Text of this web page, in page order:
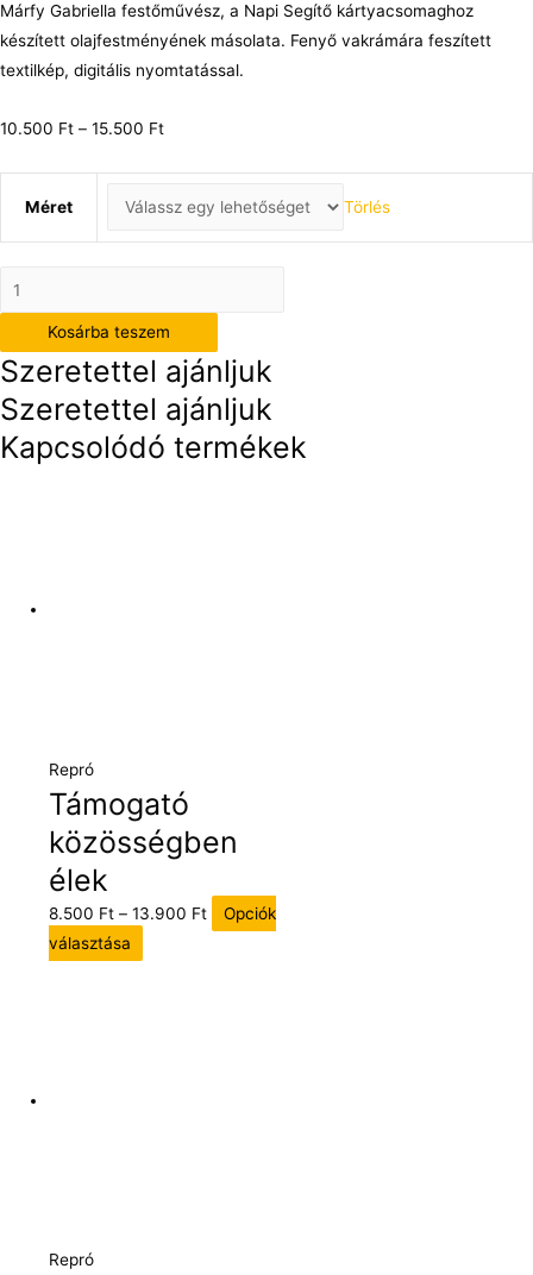
Márfy Gabriella festőművész, a Napi Segítő kártyacsomaghoz
készített olajfestményének másolata. Fenyő vakrámára feszített
textilkép, digitális nyomtatással.
10.500 Ft – 15.500 Ft
Méret Törlés
szeretet
türelmes
mennyiség
Kosárba teszem
Szeretettel ajánljuk
Szeretettel ajánljuk
Kapcsolódó termékek
Repró
Támogató
közösségben
élek
8.500 Ft –13.900 Ft
Opciók
választása
Repró